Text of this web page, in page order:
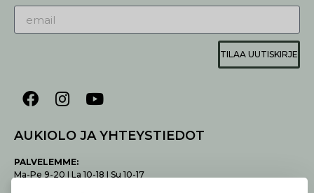
TILAA UUTISKIRJE
AUKIOLO JA YHTEYSTIEDOT
PALVELEMME:
Ma-Pe 9-20 I La 10-18 I Su 10-17